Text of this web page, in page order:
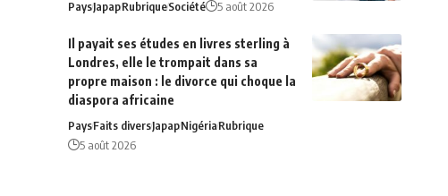
PaysJapapRubriqueSociété 5 août 2026
Il payait ses études en livres sterling à
Londres, elle le trompait dans sa
propre maison : le divorce qui choque la
diaspora africaine
PaysFaits diversJapapNigériaRubrique
5 août 2026